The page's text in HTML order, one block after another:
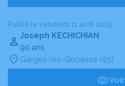
Publié le vendredi 11 avril 2025
Joseph KECHICHIAN
90 ans
Garges-lès-Gonesse (95)
Voir